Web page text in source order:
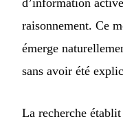
d’information
raisonnement. Ce
émerge
sans avoir été
La recherche